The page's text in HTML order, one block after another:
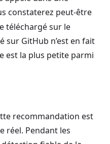
constaterez peut-être
téléchargé sur le
sur GitHub n’est en fait
est la plus petite parmi
recommandation est
réel. Pendant les